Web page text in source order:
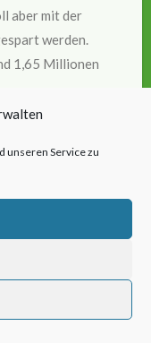
unseren Service zu
aber mit der
werden.
1,65 Millionen
stecken.
sind
angeht. In
Die dabei
Heizung genutzt.